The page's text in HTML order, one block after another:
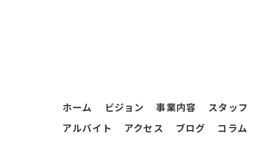
ホーム ビジョン 事業内容 スタッフ
アルバイト
アクセス ブログ コラム